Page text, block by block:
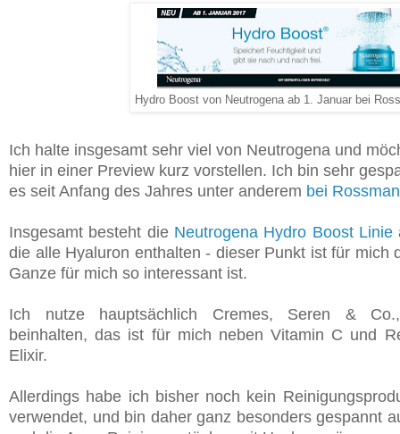
Hydro Boost von Neutrogena ab 1. Januar bei
Ich halte insgesamt sehr viel von Neutrogena und
hier in einer Preview kurz vorstellen. Ich bin sehr
es seit Anfang des Jahres unter anderem bei
Insgesamt besteht die Neutrogena Hydro Boost Linie
die alle Hyaluron enthalten - dieser Punkt ist für mich
Ganze für mich so interessant ist.
Ich nutze hauptsächlich Cremes, Seren &
beinhalten, das ist für mich neben Vitamin C und
Elixir.
Allerdings habe ich bisher noch kein
verwendet, und bin daher ganz besonders gespannt